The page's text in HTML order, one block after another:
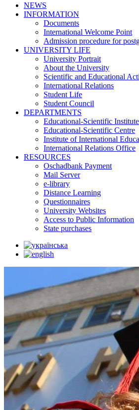
NEWS
INFORMATION
Documents
International Welcome Point
Admission procedure for
UNIVERSITY LIFE
University Portrait
About the University
Scientific and Educational
International Relations
Student Life
Student Council
DEPARTMENTS
Educational-Scientific
Educational-Scientific Centre
Institute of International
International Relations Office
RESOURCES
Oschadbank Payment
Mail Server
e-library
Distance Learning
Questionnaires
University Websites
Access to Public Information
State purchases